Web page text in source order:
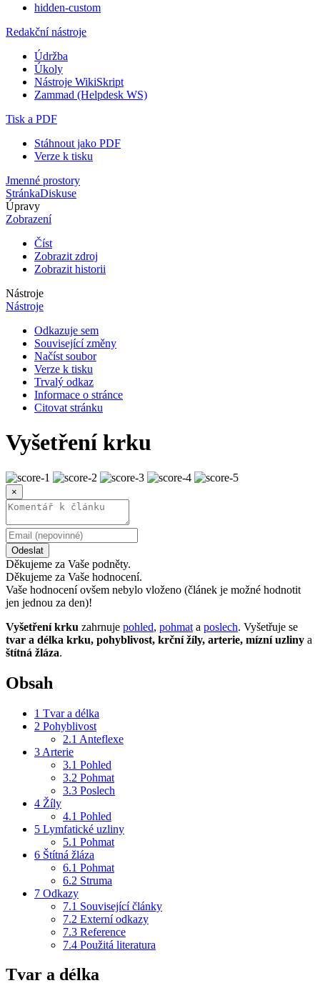
hidden-custom
Redakční nástroje
Údržba
Úkoly
Nástroje WikiSkript
Zammad (Helpdesk WS)
Tisk a PDF
Stáhnout jako PDF
Verze k tisku
Jmenné prostory
StránkaDiskuse
Úpravy
Zobrazení
Číst
Zobrazit zdroj
Zobrazit historii
Nástroje
Nástroje
Odkazuje sem
Související změny
Načíst soubor
Verze k tisku
Trvalý odkaz
Informace o stránce
Citovat stránku
Vyšetření krku
×
Odeslat
Děkujeme za Vaše podněty.
Děkujeme za Vaše hodnocení.
Vaše hodnocení ovšem nebylo vloženo (článek je možné hodnotit
jen jednou za den)!
Vyšetření krku zahrnuje pohled, pohmat a poslech. Vyšetřuje se
tvar a délka krku, pohyblivost, krční žíly, arterie, mízní uzliny a
štítná žláza.
Obsah
1 Tvar a délka
2 Pohyblivost
2.1 Anteflexe
3 Arterie
3.1 Pohled
3.2 Pohmat
3.3 Poslech
4 Žíly
4.1 Pohled
5 Lymfatické uzliny
5.1 Pohmat
6 Štítná žláza
6.1 Pohmat
6.2 Struma
7 Odkazy
7.1 Související články
7.2 Externí odkazy
7.3 Reference
7.4 Použitá literatura
Tvar a délka